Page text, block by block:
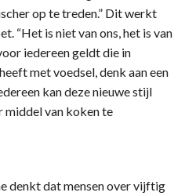
op te treden.” Dit werkt
“Het is niet van ons, het is van
iedereen geldt die in
met voedsel, denk aan een
kan deze nieuwe stijl
middel van koken te
denkt dat mensen over vijftig